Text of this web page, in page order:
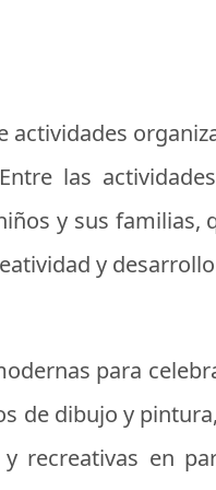
actividades
las
y sus familias,
y
para
de dibujo y
recreativas en